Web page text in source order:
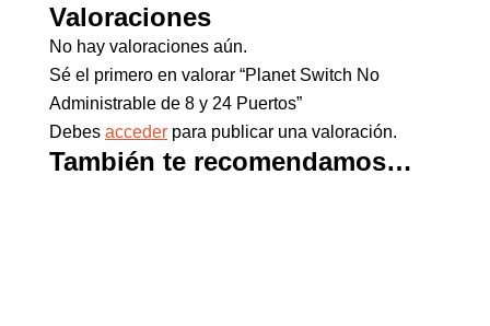
Valoraciones
No hay valoraciones aún.
Sé el primero en valorar “Planet Switch No
Administrable de 8 y 24 Puertos”
Debes acceder para publicar una valoración.
También te recomendamos…